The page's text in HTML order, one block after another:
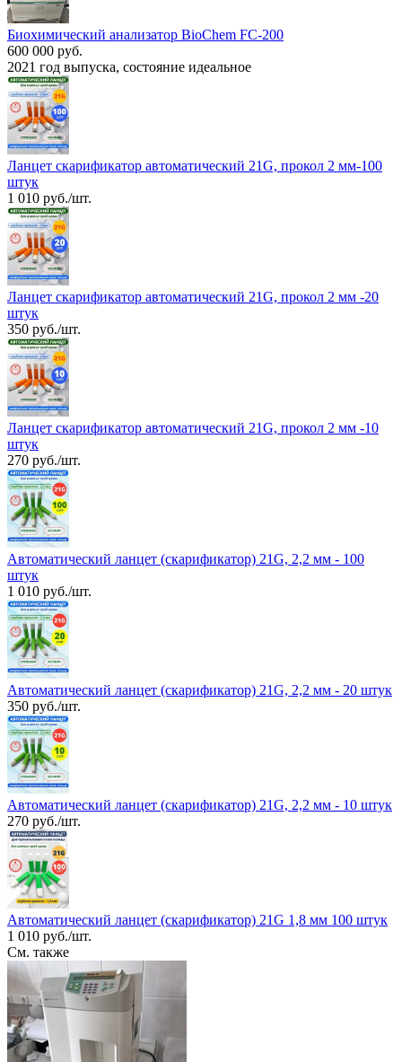
Биохимический анализатор BioChem FC-200
600 000 руб.
2021 год выпуска, состояние идеальное
Ланцет скарификатор автоматический 21G, прокол 2 мм-100
штук
1 010 руб./шт.
Ланцет скарификатор автоматический 21G, прокол 2 мм -20
штук
350 руб./шт.
Ланцет скарификатор автоматический 21G, прокол 2 мм -10
штук
270 руб./шт.
Автоматический ланцет (скарификатор) 21G, 2,2 мм - 100
штук
1 010 руб./шт.
Автоматический ланцет (скарификатор) 21G, 2,2 мм - 20 штук
350 руб./шт.
Автоматический ланцет (скарификатор) 21G, 2,2 мм - 10 штук
270 руб./шт.
Автоматический ланцет (скарификатор) 21G 1,8 мм 100 штук
1 010 руб./шт.
См. также